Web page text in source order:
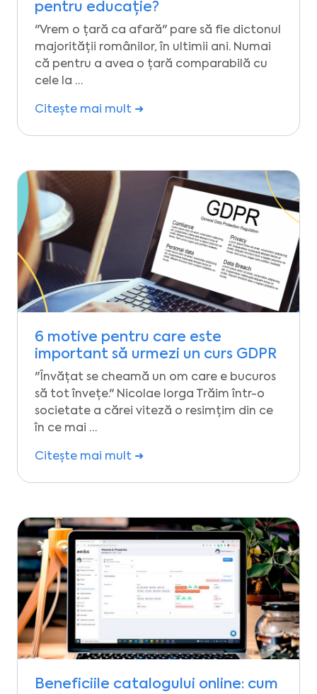
pentru educație?
"Vrem o țară ca afară" pare să fie dictonul
majorității românilor, în ultimii ani. Numai
că pentru a avea o țară comparabilă cu
cele la …
Citește mai mult ➜
6 motive pentru care este
important să urmezi un curs GDPR
"Învățat se cheamă un om care e bucuros
să tot învețe." Nicolae Iorga Trăim într-o
societate a cărei viteză o resimțim din ce
în ce mai …
Citește mai mult ➜
Beneficiile catalogului online: cum